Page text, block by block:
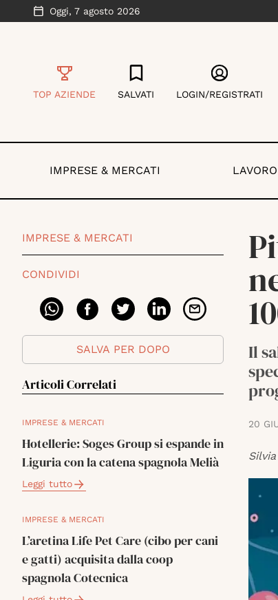
Oggi, 7 agosto 2026
TOP AZIENDE SALVATI LOGIN/REGISTRATI
IMPRESE & MERCATI
IMPRESE & MERCATI
CONDIVIDI
SALVA PER DOPO
Articoli Correlati
IMPRESE & MERCATI
Hotellerie: Soges Group si espande in
Liguria con la catena spagnola Melià
Leggi tutto
IMPRESE & MERCATI
L’aretina Life Pet Care (cibo per cani
e gatti) acquisita dalla coop
spagnola Cotecnica
Il
20